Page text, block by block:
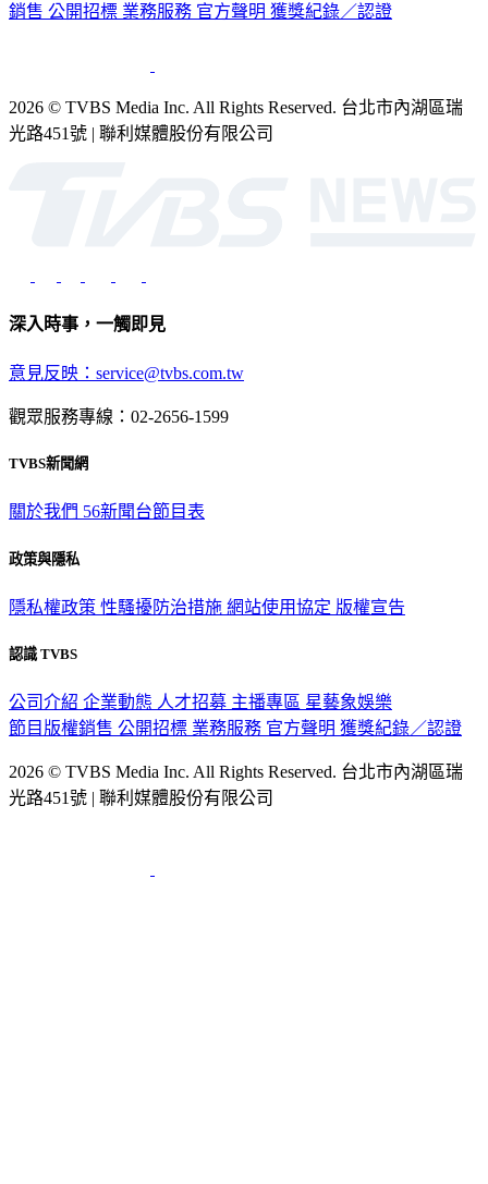
銷售 公開招標 業務服務 官方聲明 獲獎紀錄／認證
2026 © TVBS Media Inc. All Rights Reserved. 台北市內湖區瑞
光路451號 | 聯利媒體股份有限公司
深入時事，一觸即見
意見反映：service@tvbs.com.tw
觀眾服務專線：02-2656-1599
TVBS新聞網
關於我們 56新聞台節目表
政策與隱私
隱私權政策 性騷擾防治措施 網站使用協定 版權宣告
認識 TVBS
公司介紹 企業動態 人才招募 主播專區 星藝象娛樂
節目版權銷售 公開招標 業務服務 官方聲明 獲獎紀錄／認證
2026 © TVBS Media Inc. All Rights Reserved. 台北市內湖區瑞
光路451號 | 聯利媒體股份有限公司